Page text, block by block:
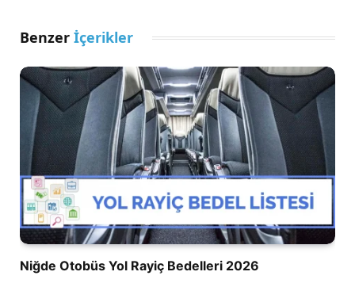
Benzer İçerikler
Niğde Otobüs Yol Rayiç Bedelleri 2026